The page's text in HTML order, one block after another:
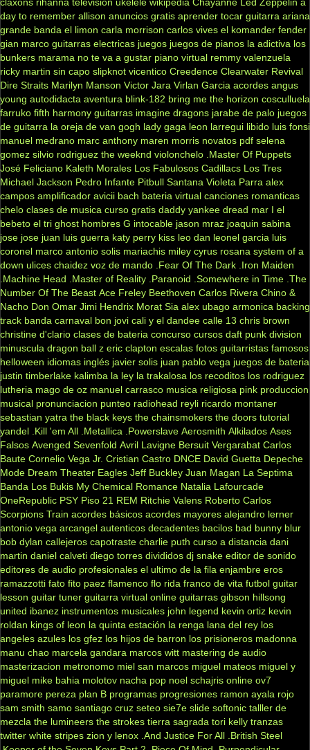
day to remember allison anuncios gratis aprender tocar guitarra ariana
grande banda el limon carla morrison carlos vives el komander fender
gian marco guitarras electricas juegos juegos de pianos la adictiva los
bunkers marama no te va a gustar piano virtual remmy valenzuela
ricky martin sin capo slipknot vicentico Creedence Clearwater Revival
Dire Straits Marilyn Manson Victor Jara Virlan Garcia acordes angus
young autodidacta aventura blink-182 bring me the horizon cosculluela
farruko fifth harmony guitarras imagine dragons jarabe de palo juegos
de guitarra la oreja de van gogh lady gaga leon larregui libido luis fonsi
manuel medrano marc anthony maren morris novatos pdf selena
gomez silvio rodriguez the weeknd violonchelo .Master Of Puppets
José Feliciano Kaleth Morales Los Fabulosos Cadillacs Los Tres
Michael Jackson Pedro Infante Pitbull Santana Violeta Parra alex
campos amplificador avicii bach bateria virtual canciones romanticas
chelo clases de musica curso gratis daddy yankee dread mar I el
bebeto el tri ghost hombres G intocable jason mraz joaquin sabina
jose jose juan luis guerra katy perry kiss leo dan leonel garcia luis
coronel marco antonio solis mariachis miley cyrus rosana system of a
down ulices chaidez voz de mando .Fear Of The Dark .Iron Maiden
.Machine Head
.Master of Reality .Paranoid .Somewhere in Time .The
Number Of The Beast Ace Freley Beethoven Carlos Rivera Chino &
Nacho Don Omar Jimi Hendrix Morat Sia alex ubago armonica backing
track banda carnaval bon jovi cali y el dandee calle 13 chris brown
christine d'clario clases de bateria concurso cursos daft punk division
minuscula dragon ball z eric clapton escalas fotos guitarristas famosos
helloween idiomas inglés javier solis juan pablo vega juegos de bateria
justin timberlake kalimba la ley la trakalosa los recoditos los rodriguez
lutheria mago de oz manuel carrasco musica religiosa pink produccion
musical pronunciacion punteo radiohead reyli ricardo montaner
sebastian yatra the black keys the chainsmokers the doors tutorial
yandel .Kill 'em All .Metallica .Powerslave Aerosmith Alkilados Ases
Falsos Avenged Sevenfold Avril Lavigne Bersuit Vergarabat Carlos
Baute Cornelio Vega Jr. Cristian Castro DNCE David Guetta Depeche
Mode Dream Theater Eagles Jeff Buckley Juan Magan La Septima
Banda Los Bukis My Chemical Romance Natalia Lafourcade
OneRepublic PSY Piso 21 REM Ritchie Valens Roberto Carlos
Scorpions Train acordes básicos acordes mayores alejandro lerner
antonio vega arcangel autenticos decadentes bacilos bad bunny blur
bob dylan callejeros capotraste charlie puth curso a distancia dani
martin daniel calveti diego torres divididos dj snake editor de sonido
editores de audio profesionales el ultimo de la fila enjambre eros
ramazzotti fato fito paez flamenco flo rida franco de vita futbol guitar
lesson guitar tuner guitarra virtual online guitarras gibson hillsong
united ibanez instrumentos musicales john legend kevin ortiz kevin
roldan kings of leon la quinta estación la renga lana del rey los
angeles azules los gfez los hijos de barron los prisioneros madonna
manu chao marcela gandara marcos witt mastering de audio
masterizacion metronomo miel san marcos miguel mateos miguel y
miguel mike bahia molotov nacha pop noel schajris online ov7
paramore pereza plan B programas progresiones ramon ayala rojo
sam smith samo santiago cruz seteo sie7e slide softonic talller de
mezcla the lumineers the strokes tierra sagrada tori kelly tranzas
twitter white stripes zion y lenox .And Justice For All .British Steel